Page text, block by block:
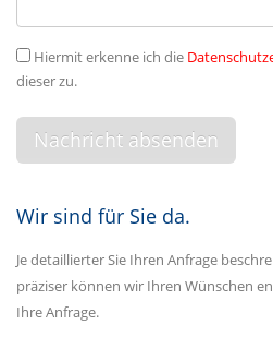
Hiermit erkenne ich die
dieser zu.
Wir sind für Sie da.
Je detaillierter Sie Ihren Anfrage
präziser können wir Ihren Wünschen
Ihre Anfrage.